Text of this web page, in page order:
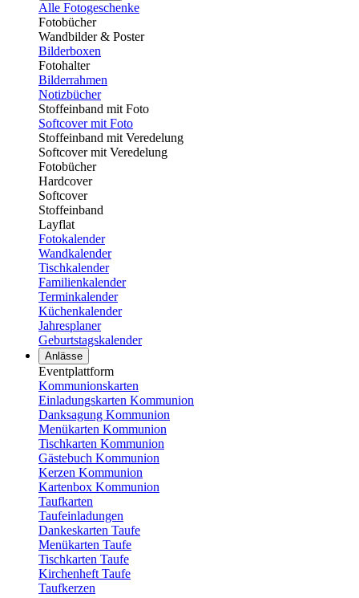
Alle Fotogeschenke
Fotobücher
Wandbilder & Poster
Bilderboxen
Fotohalter
Bilderrahmen
Notizbücher
Stoffeinband mit Foto
Softcover mit Foto
Stoffeinband mit Veredelung
Softcover mit Veredelung
Fotobücher
Hardcover
Softcover
Stoffeinband
Layflat
Fotokalender
Wandkalender
Tischkalender
Familienkalender
Terminkalender
Küchenkalender
Jahresplaner
Geburtstagskalender
Anlässe
Eventplattform
Kommunionskarten
Einladungskarten Kommunion
Danksagung Kommunion
Menükarten Kommunion
Tischkarten Kommunion
Gästebuch Kommunion
Kerzen Kommunion
Kartenbox Kommunion
Taufkarten
Taufeinladungen
Dankeskarten Taufe
Menükarten Taufe
Tischkarten Taufe
Kirchenheft Taufe
Taufkerzen